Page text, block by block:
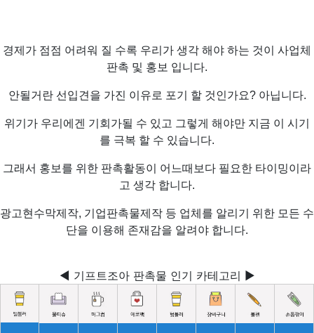
경제가 점점 어려워 질 수록 우리가 생각 해야 하는 것이 사업체
판촉 및 홍보 입니다.
안될거란 선입견을 가진 이유로 포기 할 것인가요? 아닙니다.
위기가 우리에겐 기회가될 수 있고 그렇게 해야만 지금 이 시기
를 극복 할 수 있습니다.
그래서 홍보를 위한 판촉활동이 어느때보다 필요한 타이밍이라
고 생각 합니다.
광고현수막제작, 기업판촉물제작 등 업체를 알리기 위한 모든 수
단을 이용해 존재감을 알려야 합니다.
◀ 기프트조아 판촉물 인기 카테고리 ▶